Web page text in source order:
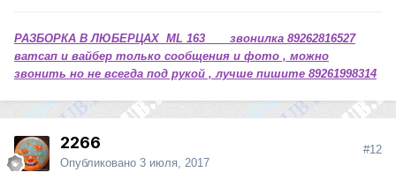
РАЗБОРКА В ЛЮБЕРЦАХ ML 163 звонилка 89262816527
ватсап и вайбер только сообщения и фото , можно
звонить но не всегда под рукой , лучше пишите 89261998314
2266
Опубликовано 3 июля, 2017
#12